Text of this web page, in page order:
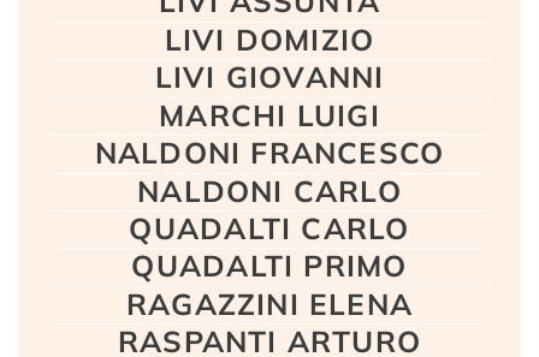
LIVI DOMIZIO
LIVI GIOVANNI
MARCHI LUIGI
NALDONI FRANCESCO
NALDONI CARLO
QUADALTI CARLO
QUADALTI PRIMO
RAGAZZINI ELENA
RASPANTI ARTURO